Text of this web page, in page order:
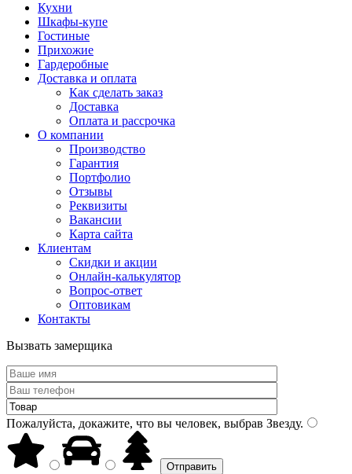
Кухни
Шкафы-купе
Гостиные
Прихожие
Гардеробные
Доставка и оплата
Как сделать заказ
Доставка
Оплата и рассрочка
О компании
Производство
Гарантия
Портфолио
Отзывы
Реквизиты
Вакансии
Карта сайта
Клиентам
Скидки и акции
Онлайн-калькулятор
Вопрос-ответ
Оптовикам
Контакты
Вызвать замерщика
Пожалуйста, докажите, что вы человек, выбрав Звезду.